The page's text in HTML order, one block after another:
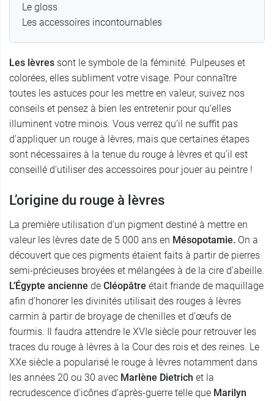
Le gloss
Les accessoires incontournables
Les lèvres sont le symbole de la féminité. Pulpeuses et
colorées, elles subliment votre visage. Pour connaître
toutes les astuces pour les mettre en valeur, suivez nos
conseils et pensez à bien les entretenir pour qu’elles
illuminent votre minois. Vous verrez qu’il ne suffit pas
d’appliquer un rouge à lèvres, mais que certaines étapes
sont nécessaires à la tenue du rouge à lèvres et qu’il est
conseillé d’utiliser des accessoires pour jouer au peintre !
L’origine du rouge à lèvres
La première utilisation d’un pigment destiné à mettre en
valeur les lèvres date de 5 000 ans en Mésopotamie. On a
découvert que ces pigments étaient faits à partir de pierres
semi-précieuses broyées et mélangées à de la cire d’abeille.
L’Égypte ancienne de Cléopâtre était friande de maquillage
afin d’honorer les divinités utilisait des rouges à lèvres
carmin à partir de broyage de chenilles et d’œufs de
fourmis. Il faudra attendre le XVIe siècle pour retrouver les
traces du rouge à lèvres à la Cour des rois et des reines. Le
XXe siècle a popularisé le rouge à lèvres notamment dans
les années 20 ou 30 avec Marlène Dietrich et la
recrudescence d’icônes d’après-guerre telle que Marilyn